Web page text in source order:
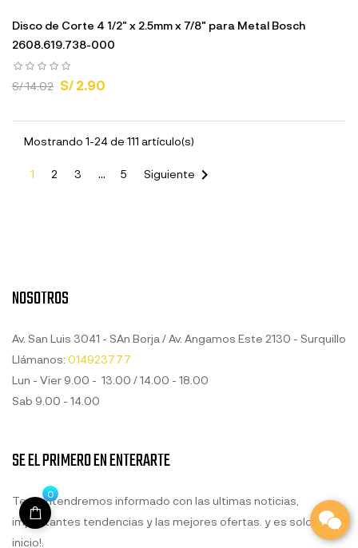
Disco de Corte 4 1/2" x 2.5mm x 7/8" para Metal Bosch
2608.619.738-000
S/ 14.02 S/ 2.90
Mostrando 1-24 de 111 artículo(s)
1 2 3 … 5 Siguiente 
NOSOTROS
Av. San Luis 3041 - SAn Borja / Av. Angamos Este 2130 - Surquillo
Llámanos: 014923777
Lun - Vier 9.00 - 13.00 / 14.00 - 18.00
Sab 9.00 - 14.00
SE EL PRIMERO EN ENTERARTE
Te mantendremos informado con las ultimas noticias,
impactantes tendencias y las mejores ofertas. y es solo el
inicio!.
0